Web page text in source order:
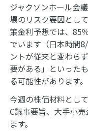
ジャクソンホール会
場のリスク要因とし
策金利予想では、85
でいます（日本時間
ントが従来と変わら
要がある」といった
る可能性があります。
今週の株価材料とし
C議事要旨、大手小
ます。